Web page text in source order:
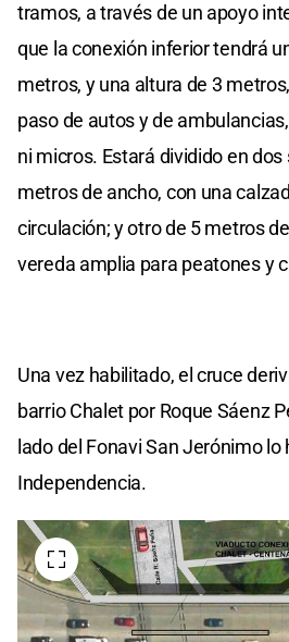
tramos, a través de un apoyo
que la conexión inferior tendrá
metros, y una altura de 3
paso de autos y de
ni micros. Estará dividido en
metros de ancho, con una
circulación; y otro de 5 metros
vereda amplia para peatones y
Una vez habilitado, el cruce
barrio Chalet por Roque Sáenz
lado del Fonavi San Jerónimo lo
Independencia.